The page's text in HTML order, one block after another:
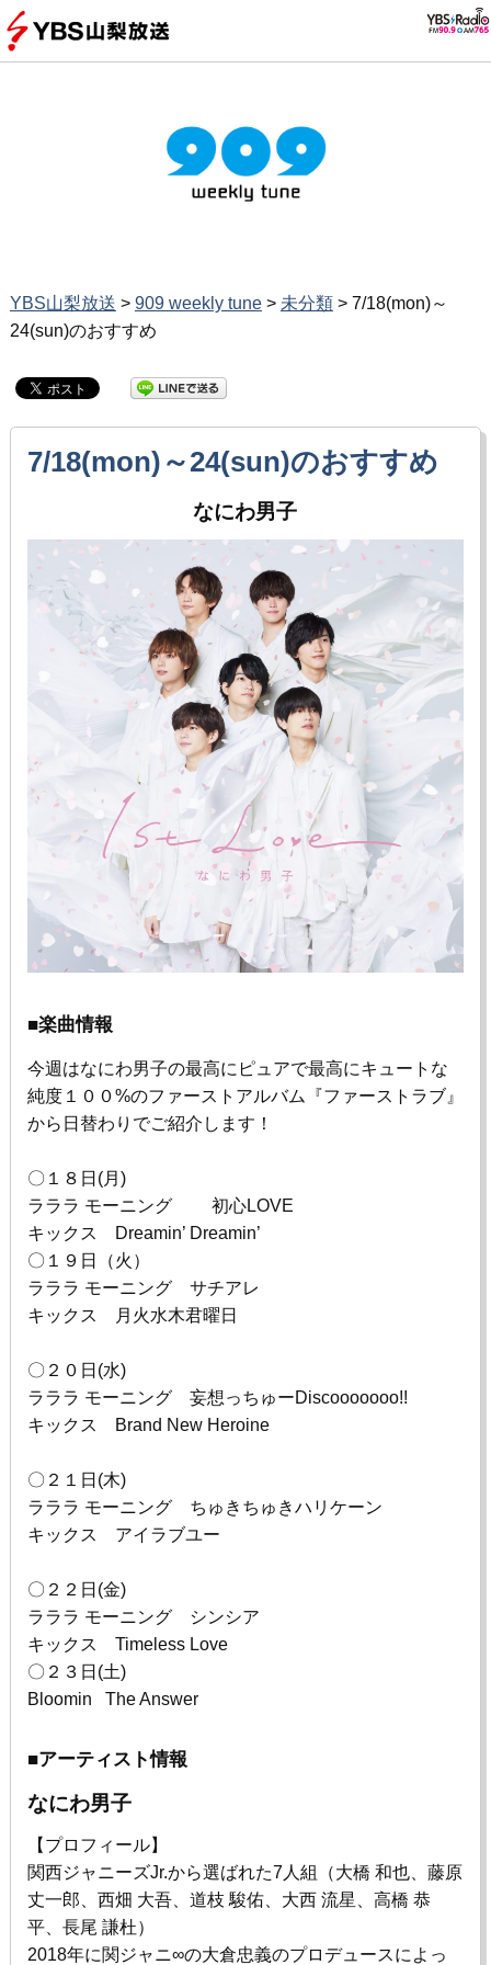
YBS山梨放送 > 909 weekly tune> 未分類> 7/18(mon)～
24(sun)のおすすめ
7/18(mon)～24(sun)のおすすめ
なにわ男子
■楽曲情報
今週はなにわ男子の最高にピュアで最高にキュートな
純度１００%のファーストアルバム『ファーストラブ』
から日替わりでご紹介します！
〇 １８日(月)
ラララ モーニング 初心LOVE
キックス Dreamin’ Dreamin’
〇１９日（火）
ラララ モーニング サチアレ
キックス 月火水木君曜日
〇２０日(水)
ラララ モーニング 妄想っちゅーDiscooooooo!!
キックス Brand New Heroine
〇 ２１日(木)
ラララ モーニング ちゅきちゅきハリケーン
キックス アイラブユー
〇２２日(金)
ラララ モーニング
シンシア
キックス Timeless Love
〇２３日(土)
Bloomin The Answer
■アーティスト情報
なにわ男子
【プロフィール】
関西ジャニーズJr.から選ばれた7 人組（大橋 和也、藤原
丈一郎、西畑 大吾、道枝 駿佑、大西 流星、高橋 恭
平、長尾 謙杜）
2018年に関ジャニ∞の大倉忠義のプロデュースによっ